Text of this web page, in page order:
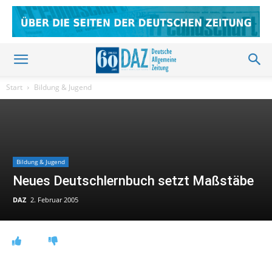
Start Bildung & Jugend
Bildung & Jugend
Neues Deutschlernbuch setzt Maßstäbe
DAZ 2. Februar 2005